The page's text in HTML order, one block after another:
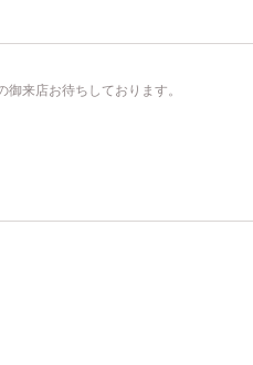
来店お待ちしております。